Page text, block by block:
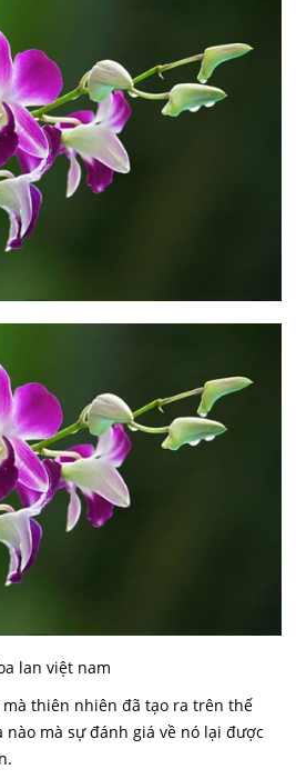
lan việt nam
thiên nhiên đã tạo ra trên thế
nào mà sự đánh giá về nó lại được